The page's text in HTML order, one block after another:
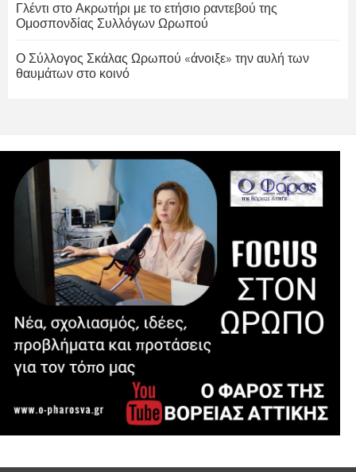
Γλέντι στο Ακρωτήρι με το ετήσιο ραντεβού της
Ομοσπονδίας Συλλόγων Ωρωπού
Ο Σύλλογος Σκάλας Ωρωπού «άνοιξε» την αυλή των
θαυμάτων στο κοινό